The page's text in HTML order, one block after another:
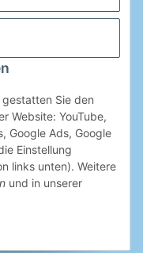
gestatten Sie den
Website: YouTube,
Google Ads, Google
Einstellung
links unten). Weitere
und in unserer